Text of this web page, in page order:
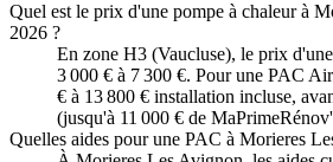
Quel est le prix d'une pompe à chaleur à
2026 ?
En zone H3 (Vaucluse), le prix
3 000 € à 7 300 €. Pour une PAC
€ à 13 800 € installation incluse,
(jusqu'à 11 000 € de
Quelles aides pour une PAC à Morieres